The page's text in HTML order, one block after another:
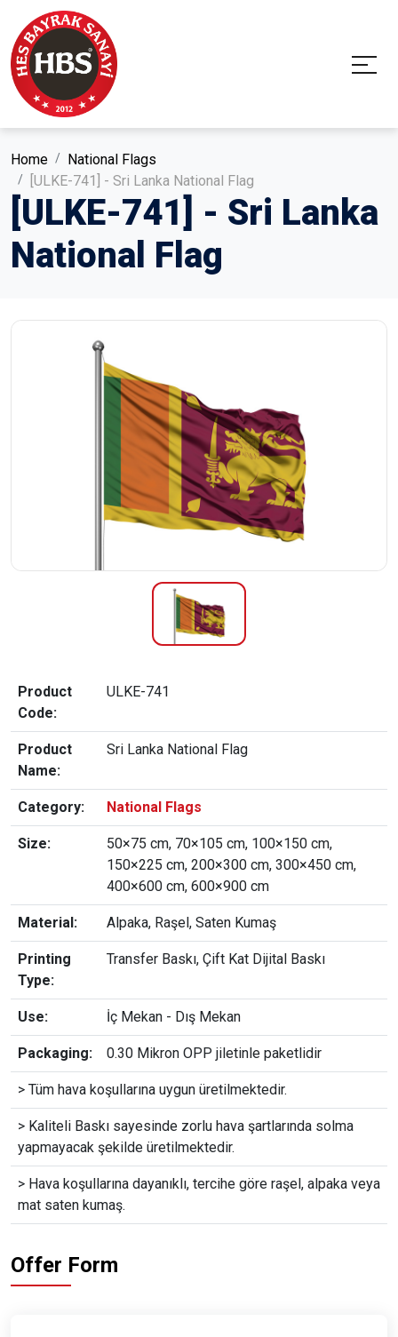
Home
National Flags
[ULKE-741] - Sri Lanka National Flag
[ULKE-741] - Sri Lanka
National Flag
Product
Code:
ULKE-741
Product
Name:
Sri Lanka National Flag
Category: National Flags
Size:
50×75 cm, 70×105 cm, 100×150 cm,
150×225 cm, 200×300 cm, 300×450 cm,
400×600 cm, 600×900 cm
Material: Alpaka, Raşel, Saten Kumaş
Printing
Type:
Transfer Baskı, Çift Kat Dijital Baskı
Use: İç Mekan - Dış Mekan
Packaging: 0.30 Mikron OPP jiletinle paketlidir
> Tüm hava koşullarına uygun üretilmektedir.
> Kaliteli Baskı sayesinde zorlu hava şartlarında solma
yapmayacak şekilde üretilmektedir.
> Hava koşullarına dayanıklı, tercihe göre raşel, alpaka veya
mat saten kumaş.
Offer Form